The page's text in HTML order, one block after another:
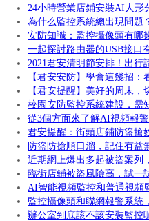
24小時營業店鋪安裝AI人形
為什么監控系統總出現問題
安防知識：監控攝像頭有哪
一起探討路由器的USB接口
2021君安清明節安排！出行
【君安安防】學會這幾招：
【君安提醒】美好的周末，
校園安防監控系統建設，需
從3個方面來了解AI視頻報
君安提醒：街頭店鋪防盜搶
防盜防搶順口溜，記住有益
近期網上爆出多起被盜案列
臨街店鋪被盜風險高，試一
AI智能視頻監控和普通視頻
監控攝像頭和聯網報警系統
辦公室到底該不該安裝監控